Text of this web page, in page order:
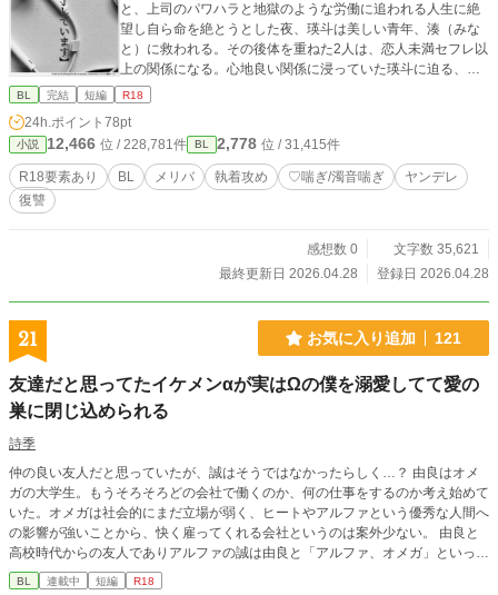
と、上司のパワハラと地獄のような労働に追われる人生に絶
望し自ら命を絶とうとした夜、瑛斗は美しい青年、湊（みな
と）に救われる。その後体を重ねた2人は、恋人未満セフレ以
上の関係になる。心地良い関係に浸っていた瑛斗に迫る、湊
の過激ファンと特定班に恐怖を覚え、瑛斗は人気配信者であ
レ美形×限界社畜男前サラリーマン ⚠️注意⚠️ 本作品には、露
骨な性的描写(濁点・♡喘ぎ)、暴力による流血表現(腱の切
断)、精神破壊(洗脳、監禁)、自殺表現などが含まれます。 と
にかくバッドエンドに限りなく近いメリバです。苦手な方は
ンドを書いていたんです……本当なんですハッピーエンド書
BL 完結 短編 R18
24h.ポイント 78pt
小説 12,466 位 / 228,781件 BL 2,778 位 / 31,415件
R18要素あり BL メリバ 執着攻め ♡喘ぎ/濁音喘ぎ
ヤンデレ
復讐
感想数 0
文字数 35,621
最終更新日 2026.04.28
登録日 2026.04.28
21 お気に入り追加 121
友達だと思ってたイケメンαが実はΩの僕を溺愛してて愛の
巣に閉じ込められる
詩季
仲の良い友人だと思っていたが、誠はそうではなかったらしく…？ 由良はオメ
ガの大学生。もうそろそろどの会社で働くのか、何の仕事をするのか考え始めて
いた。オメガは社会的にまだ立場が弱く、ヒートやアルファという優秀な人間へ
の影響が強いことから、快く雇ってくれる会社というのは案外少ない。 由良と
高校時代からの友人でありアルファの誠は由良と「アルファ、オメガ」といった
関係に縛られることなく仲良くすることができる数少ない人間の一人だった。由
BL 連載中 短編 R18